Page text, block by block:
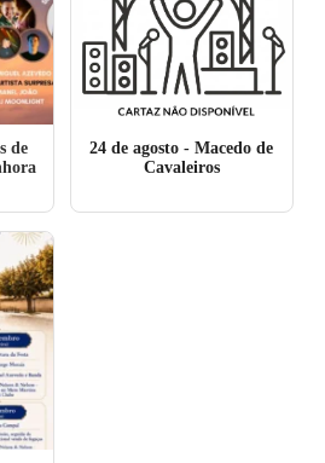
de
24 de agosto - Macedo de
Cavaleiros